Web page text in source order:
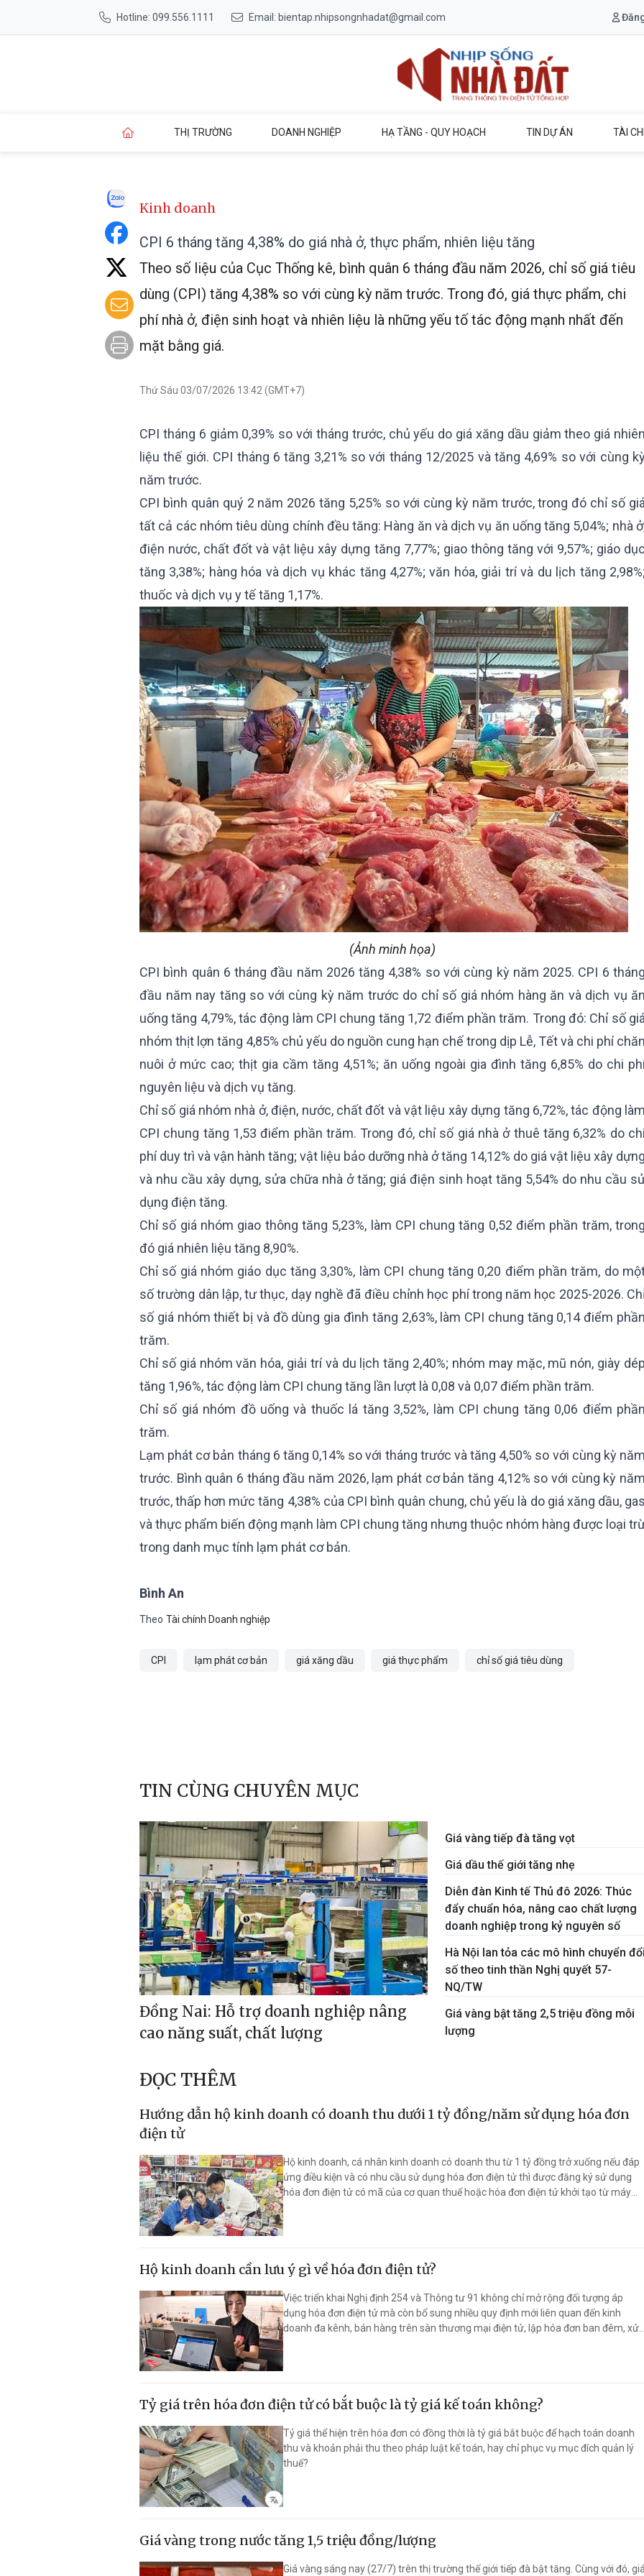
Hotline: 099.556.1111 Email: bientap.nhipsongnhadat@gmail.com
THỊ TRƯỜNG DOANH NGHIỆP HẠ TẦNG - QUY HOẠCH TIN DỰ ÁN TÀI
Kinh doanh
CPI 6 tháng tăng 4,38% do giá nhà ở, thực phẩm, nhiên liệu tăng
Theo số liệu của Cục Thống kê, bình quân 6 tháng đầu năm 2026, chỉ số giá tiêu
dùng (CPI) tăng 4,38% so với cùng kỳ năm trước. Trong đó, giá thực phẩm, chi
phí nhà ở, điện sinh hoạt và nhiên liệu là những yếu tố tác động mạnh nhất đến
mặt bằng giá.
Thứ Sáu 03/07/2026 13:42 (GMT+7)
CPI tháng 6 giảm 0,39% so với tháng trước, chủ yếu do giá xăng dầu giảm theo giá nhiên
liệu thế giới. CPI tháng 6 tăng 3,21% so với tháng 12/2025 và tăng 4,69% so với cùng kỳ
năm trước.
CPI bình quân quý 2 năm 2026 tăng 5,25% so với cùng kỳ năm trước, trong đó chỉ số giá
tất cả các nhóm tiêu dùng chính đều tăng: Hàng ăn và dịch vụ ăn uống tăng 5,04%; nhà
điện nước, chất đốt và vật liệu xây dựng tăng 7,77%; giao thông tăng với 9,57%; giáo dục
tăng 3,38%; hàng hóa và dịch vụ khác tăng 4,27%; văn hóa, giải trí và du lịch tăng 2,98%;
thuốc và dịch vụ y tế tăng 1,17%.
(Ảnh minh họa)
CPI bình quân 6 tháng đầu năm 2026 tăng 4,38% so với cùng kỳ năm 2025. CPI 6 tháng
đầu năm nay tăng so với cùng kỳ năm trước do chỉ số giá nhóm hàng ăn và dịch vụ ăn
uống tăng 4,79%, tác động làm CPI chung tăng 1,72 điểm phần trăm. Trong đó: Chỉ số giá
nhóm thịt lợn tăng 4,85% chủ yếu do nguồn cung hạn chế trong dịp Lễ, Tết và chi phí chăn
nuôi ở mức cao; thịt gia cầm tăng 4,51%; ăn uống ngoài gia đình tăng 6,85% do chi
nguyên liệu và dịch vụ tăng.
Chỉ số giá nhóm nhà ở, điện, nước, chất đốt và vật liệu xây dựng tăng 6,72%, tác động làm
CPI chung tăng 1,53 điểm phần trăm. Trong đó, chỉ số giá nhà ở thuê tăng 6,32% do chi
phí duy trì và vận hành tăng; vật liệu bảo dưỡng nhà ở tăng 14,12% do giá vật liệu xây dựng
và nhu cầu xây dựng, sửa chữa nhà ở tăng; giá điện sinh hoạt tăng 5,54% do nhu cầu
dụng điện tăng.
Chỉ số giá nhóm giao thông tăng 5,23%, làm CPI chung tăng 0,52 điểm phần trăm, trong
đó giá nhiên liệu tăng 8,90%.
Chỉ số giá nhóm giáo dục tăng 3,30%, làm CPI chung tăng 0,20 điểm phần trăm, do
số trường dân lập, tư thục, dạy nghề đã điều chỉnh học phí trong năm học 2025-2026.
số giá nhóm thiết bị và đồ dùng gia đình tăng 2,63%, làm CPI chung tăng 0,14 điểm phần
trăm.
Chỉ số giá nhóm văn hóa, giải trí và du lịch tăng 2,40%; nhóm may mặc, mũ nón, giày dép
tăng 1,96%, tác động làm CPI chung tăng lần lượt là 0,08 và 0,07 điểm phần trăm.
Chỉ số giá nhóm đồ uống và thuốc lá tăng 3,52%, làm CPI chung tăng 0,06 điểm phần
trăm.
Lạm phát cơ bản tháng 6 tăng 0,14% so với tháng trước và tăng 4,50% so với cùng kỳ năm
trước. Bình quân 6 tháng đầu năm 2026, lạm phát cơ bản tăng 4,12% so với cùng kỳ năm
trước, thấp hơn mức tăng 4,38% của CPI bình quân chung, chủ yếu là do giá xăng dầu, gas
và thực phẩm biến động mạnh làm CPI chung tăng nhưng thuộc nhóm hàng được loại
trong danh mục tính lạm phát cơ bản.
Bình An
Theo Tài chính Doanh nghiệp
CPI lạm phát cơ bản giá xăng dầu giá thực phẩm chỉ số giá tiêu dùng
TIN CÙNG CHUYÊN MỤC
Đồng Nai: Hỗ trợ doanh nghiệp nâng
cao năng suất, chất lượng
Giá vàng tiếp đà tăng vọt
Giá dầu thế giới tăng nhẹ
Diễn đàn Kinh tế Thủ đô 2026: Thúc
đẩy chuẩn hóa, nâng cao chất lượng
doanh nghiệp trong kỷ nguyên số
Hà Nội lan tỏa các mô hình chuyển đổi
số theo tinh thần Nghị quyết 57-
NQ/TW
Giá vàng bật tăng 2,5 triệu đồng mỗi
lượng
ĐỌC THÊM
Hướng dẫn hộ kinh doanh có doanh thu dưới 1 tỷ đồng/năm sử dụng hóa đơn
điện tử
Hộ kinh doanh, cá nhân kinh doanh có doanh thu từ 1 tỷ đồng trở xuống nếu đáp
ứng điều kiện và có nhu cầu sử dụng hóa đơn điện tử thì được đăng ký sử dụng
hóa đơn điện tử có mã của cơ quan thuế hoặc hóa đơn điện tử khởi tạo từ máy
Hộ kinh doanh cần lưu ý gì về hóa đơn điện tử?
Việc triển khai Nghị định 254 và Thông tư 91 không chỉ mở rộng đối tượng áp
dụng hóa đơn điện tử mà còn bổ sung nhiều quy định mới liên quan đến kinh
doanh đa kênh, bán hàng trên sàn thương mại điện tử, lập hóa đơn ban đêm, xử
Tỷ giá trên hóa đơn điện tử có bắt buộc là tỷ giá kế toán không?
Tỷ giá thể hiện trên hóa đơn có đồng thời là tỷ giá bắt buộc để hạch toán doanh
thu và khoản phải thu theo pháp luật kế toán, hay chỉ phục vụ mục đích quản lý
thuế?
Giá vàng trong nước tăng 1,5 triệu đồng/lượng
Giá vàng sáng nay (27/7) trên thị trường thế giới tiếp đà bật tăng. Cùng với đó, giá